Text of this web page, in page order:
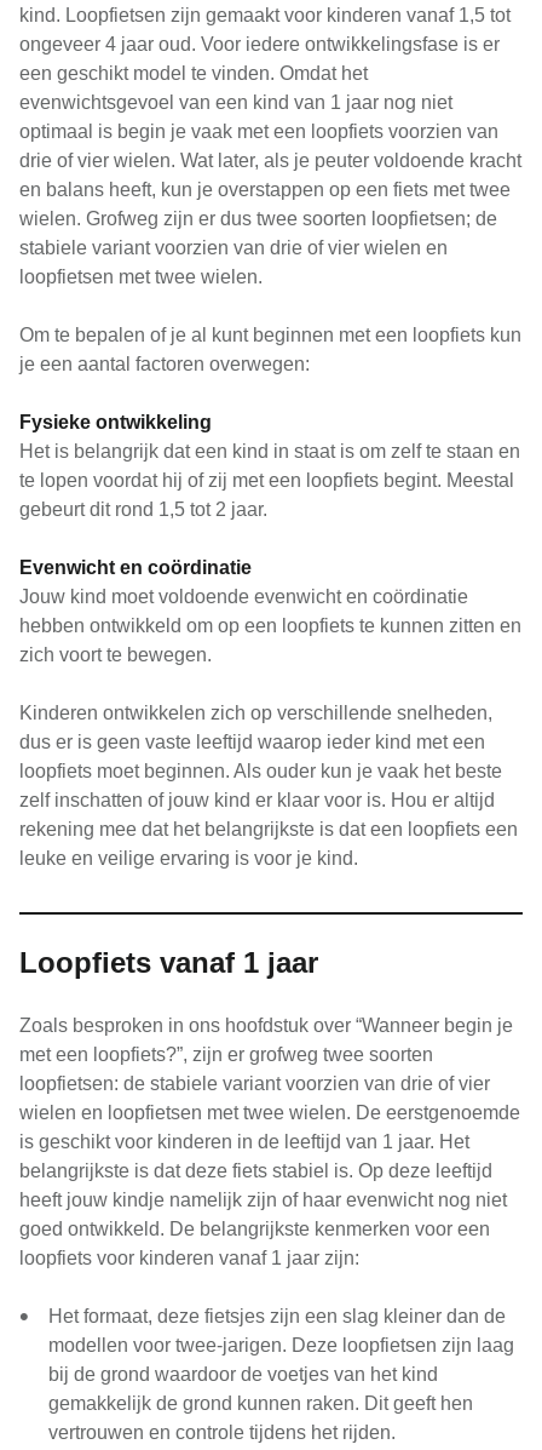
kind. Loopfietsen zijn gemaakt voor kinderen vanaf 1,5 tot
ongeveer 4 jaar oud. Voor iedere ontwikkelingsfase is er
een geschikt model te vinden. Omdat het
evenwichtsgevoel van een kind van 1 jaar nog niet
optimaal is begin je vaak met een loopfiets voorzien van
drie of vier wielen. Wat later, als je peuter voldoende kracht
en balans heeft, kun je overstappen op een fiets met twee
wielen. Grofweg zijn er dus twee soorten loopfietsen; de
stabiele variant voorzien van drie of vier wielen en
loopfietsen met twee wielen.
Om te bepalen of je al kunt beginnen met een loopfiets kun
je een aantal factoren overwegen:
Fysieke ontwikkeling
Het is belangrijk dat een kind in staat is om zelf te staan en
te lopen voordat hij of zij met een loopfiets begint. Meestal
gebeurt dit rond 1,5 tot 2 jaar.
Evenwicht en coördinatie
Jouw kind moet voldoende evenwicht en coördinatie
hebben ontwikkeld om op een loopfiets te kunnen zitten en
zich voort te bewegen.
Kinderen ontwikkelen zich op verschillende snelheden,
dus er is geen vaste leeftijd waarop ieder kind met een
loopfiets moet beginnen. Als ouder kun je vaak het beste
zelf inschatten of jouw kind er klaar voor is. Hou er altijd
rekening mee dat het belangrijkste is dat een loopfiets een
leuke en veilige ervaring is voor je kind.
Loopfiets vanaf 1 jaar
Zoals besproken in ons hoofdstuk over “Wanneer begin je
met een loopfiets?”, zijn er grofweg twee soorten
loopfietsen: de stabiele variant voorzien van drie of vier
wielen en loopfietsen met twee wielen. De eerstgenoemde
is geschikt voor kinderen in de leeftijd van 1 jaar. Het
belangrijkste is dat deze fiets stabiel is. Op deze leeftijd
heeft jouw kindje namelijk zijn of haar evenwicht nog niet
goed ontwikkeld. De belangrijkste kenmerken voor een
loopfiets voor kinderen vanaf 1 jaar zijn:
Het formaat, deze fietsjes zijn een slag kleiner dan de
modellen voor twee-jarigen. Deze loopfietsen zijn laag
bij de grond waardoor de voetjes van het kind
gemakkelijk de grond kunnen raken. Dit geeft hen
vertrouwen en controle tijdens het rijden.